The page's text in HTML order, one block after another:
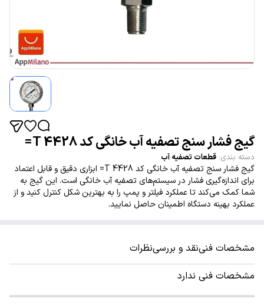
گیج فشار سنج تصفیه آب خانگی کد 4428 T=
دسته بندی: قطعات تصفیه آب
گیج فشار سنج تصفیه آب خانگی کد 4428 T= ابزاری دقیق و قابل اعتماد
برای اندازه‌گیری فشار در سیستم‌های تصفیه آب خانگی است. این گیج به
شما کمک می‌کند تا عملکرد فیلتر و پمپ را به بهترین شکل کنترل کنید و از
عملکرد بهینه دستگاه اطمینان حاصل نمایید.
مشخصات فنینقد و بررسینظرات
مشخصات فنی ندارد